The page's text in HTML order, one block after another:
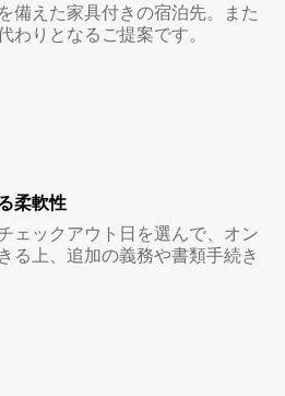
備えた家具付きの宿泊先。また
わりとなるご提案です。
柔軟性
ェックアウト日を選んで、オン
る上、追加の義務や書類手続き